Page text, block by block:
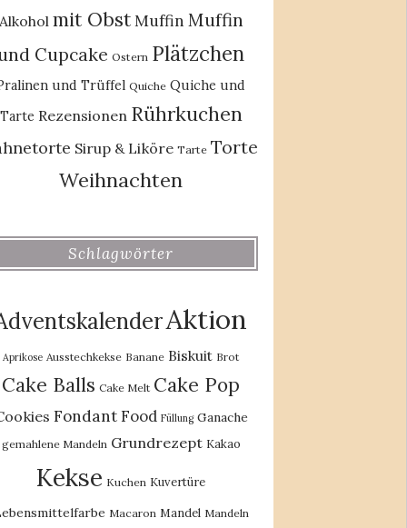
mit Obst Muffin Muffin
Cupcake Ostern Plätzchen
und Trüffel Quiche Quiche und
Tarte Rezensionen Rührkuchen
Sirup & Liköre Tarte Torte
Weihnachten
Schlagwörter
Aktion
Aprikose Ausstechkekse Banane Biskuit Brot
Cake Balls Cake Melt Cake Pop
Fondant Food Füllung Ganache
gemahlene Mandeln Grundrezept Kakao
Kekse Kuchen Kuvertüre
Macaron Mandel Mandeln